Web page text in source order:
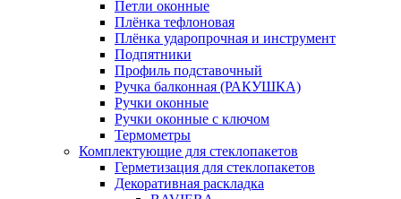
Петли оконные
Плёнка тефлоновая
Плёнка ударопрочная и инструмент
Подпятники
Профиль подставочный
Ручка балконная (РАКУШКА)
Ручки оконные
Ручки оконные с ключом
Термометры
Комплектующие для стеклопакетов
Герметизация для стеклопакетов
Декоративная раскладка